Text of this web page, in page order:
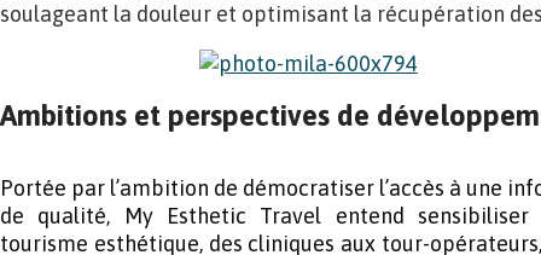
soulageant la douleur et optimisant la récupération
Ambitions et perspectives de
Portée par l’ambition de démocratiser l’accès à une
de qualité, My Esthetic Travel entend sensibiliser
tourisme esthétique, des cliniques aux tour-